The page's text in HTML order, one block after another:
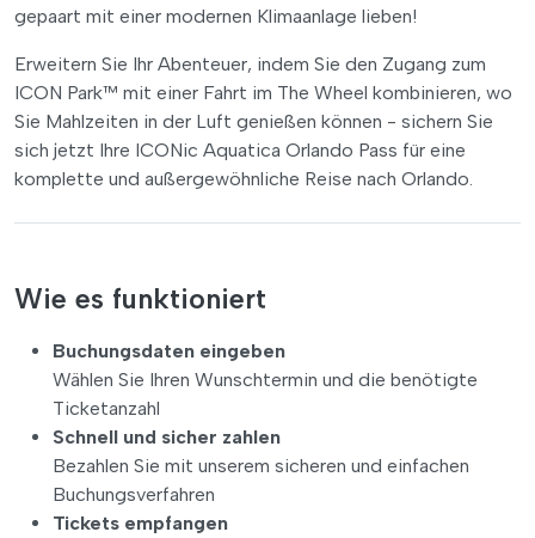
gepaart mit einer modernen Klimaanlage lieben!
Erweitern Sie Ihr Abenteuer, indem Sie den Zugang zum
ICON Park™ mit einer Fahrt im The Wheel kombinieren, wo
Sie Mahlzeiten in der Luft genießen können - sichern Sie
sich jetzt Ihre ICONic Aquatica Orlando Pass für eine
komplette und außergewöhnliche Reise nach Orlando.
Wie es funktioniert
Buchungsdaten eingeben
Wählen Sie Ihren Wunschtermin und die benötigte
Ticketanzahl
Schnell und sicher zahlen
Bezahlen Sie mit unserem sicheren und einfachen
Buchungsverfahren
Tickets empfangen